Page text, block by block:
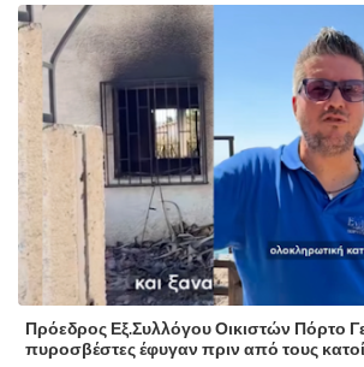
Πρόεδρος Εξ.Συλλόγου Οικιστών Πόρτο
πυροσβέστες έφυγαν πριν από τους